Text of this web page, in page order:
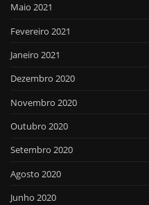
Maio 2021
Fevereiro 2021
Janeiro 2021
Dezembro 2020
Novembro 2020
Outubro 2020
Setembro 2020
Agosto 2020
Junho 2020